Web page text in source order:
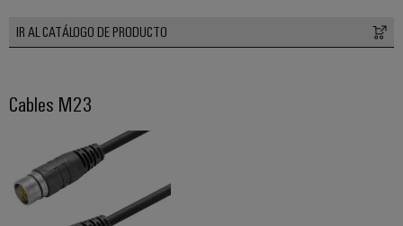
IR AL CATÁLOGO DE PRODUCTO
Cables M23